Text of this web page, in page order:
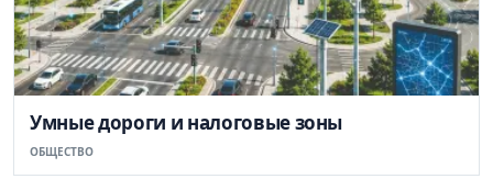
Умные дороги и налоговые зоны
ОБЩЕСТВО